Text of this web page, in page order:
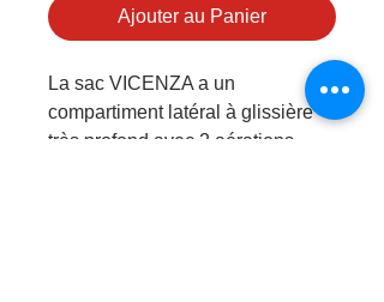
Ajouter au Panier
La sac VICENZA a un
compartiment latéral à glissière
très profond avec 2 aérations